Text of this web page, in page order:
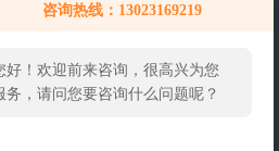
咨询热线：13023169219
好！欢迎前来咨询，很高兴为您
务，请问您要咨询什么问题呢？